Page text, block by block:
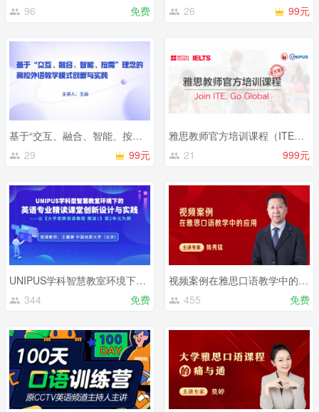
96
免费
26
99元
基于“交互、融合、智能、按需”理念的高校外语教学模式创新与实践
29
99元
雅思教师官方培训课程（ITE）第27期
21
999元
UNIPUS学科智慧教室环境下的英语专业精读课堂教学创新设计与实践
344
免费
视频案例在雅思口语教学中的应用
455
免费